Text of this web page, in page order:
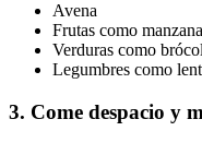
Avena
Frutas como
Verduras como
Legumbres como
3. Come despacio y